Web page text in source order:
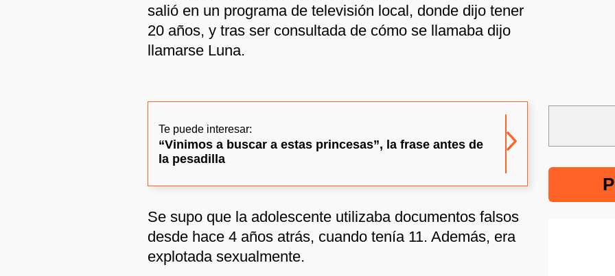
salió en un programa de televisión local, donde dijo tener
20 años, y tras ser consultada de cómo se llamaba dijo
llamarse Luna.
Te puede interesar:
“Vinimos a buscar a estas princesas”, la frase antes de
la pesadilla
Se supo que la adolescente utilizaba documentos falsos
desde hace 4 años atrás, cuando tenía 11. Además, era
explotada sexualmente.